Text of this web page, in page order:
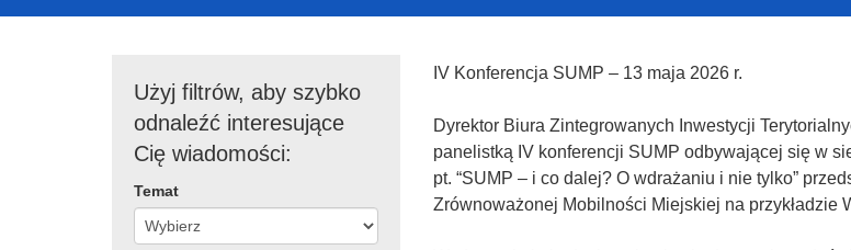
Użyj filtrów, aby szybko
odnaleźć interesujące
Cię wiadomości:
Temat
IV Konferencja SUMP – 13 maja 2026 r.
Dyrektor Biura Zintegrowanych Inwestycji
panelistką IV konferencji SUMP odbywającej się w
pt. “SUMP – i co dalej? O wdrażaniu i nie tylko”
Zrównoważonej Mobilności Miejskiej na przykładzie